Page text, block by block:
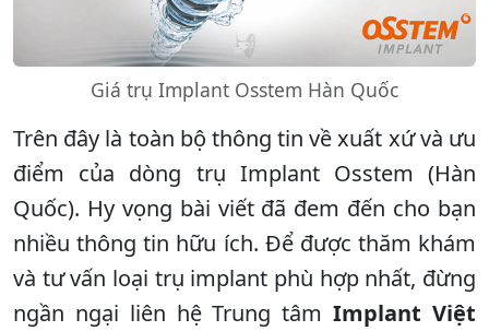
Giá trụ Implant Osstem Hàn Quốc
Trên đây là toàn bộ thông tin về xuất xứ và ưu
điểm của dòng trụ Implant Osstem (Hàn
Quốc). Hy vọng bài viết đã đem đến cho bạn
nhiều thông tin hữu ích. Để được thăm khám
và tư vấn loại trụ implant phù hợp nhất, đừng
ngần ngại liên hệ Trung tâmImplant Việt